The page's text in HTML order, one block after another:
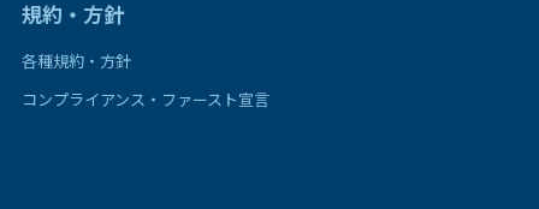
規約・方針
各種規約・方針
コンプライアンス・ファースト宣言